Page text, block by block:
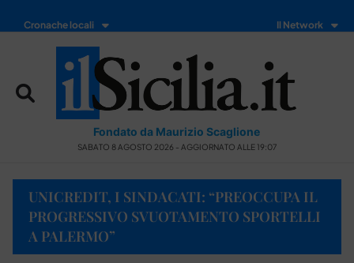
Cronache locali Il Network
Fondato da Maurizio Scaglione
SABATO 8 AGOSTO 2026 - AGGIORNATO ALLE 19:07
UNICREDIT, I SINDACATI: “PREOCCUPA IL
PROGRESSIVO SVUOTAMENTO SPORTELLI
A PALERMO”